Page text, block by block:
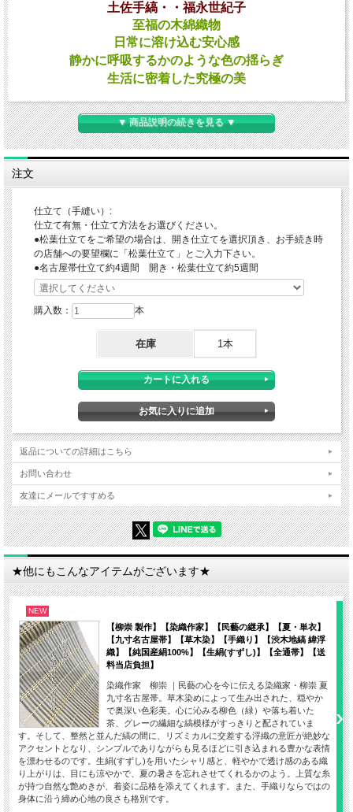
土佐手縞・・福永世紀子
至福の木綿織物
日常に溶け込む安心感
静かに呼吸するかのような色の揺らぎ
生活に密着した究極の美
高知県 土佐町の自然の中で染織作家「福永世紀子」さんが生み出す木
綿の布
「土佐手縞」と名付けられたこの綿布が奏でる”安らぎや温もり”とい
った究極の贅沢をお楽しみください
▼ 商品説明の続きを見る ▼
注文
仕立て（手縫い）:
仕立て有無・仕立て方法をお選びください。
●松葉仕立てをご希望の場合は、開き仕立てを選択頂き、お手続き時
の店舗への要望欄に「松葉仕立て」とご入力下さい。
●名古屋帯仕立て約4週間 開き・松葉仕立て約5週間
購入数： 本
在庫 1本
返品についての詳細はこちら
お問い合わせ
友達にメールですすめる
★他にもこんなアイテムがございます★
NEW
【柳崇 製作】【染織作家】【民藝の継承】【夏・単衣】
【九寸名古屋帯】【草木染】【手織り】【渋木地縞 緯浮
織】【純国産絹100%】【生絹(すずし)】【全通帯】【送
料当店負担】
染織作家 柳崇 ｜民藝の心を今に伝える染織家・柳崇 夏
九寸名古屋帯。草木染めによって生み出された、穏やか
で奥深い色彩美。心に沁みる柳色（緑）や落ち着いた
茶、グレーの繊細な縞模様がすっきりと配されていま
す。そして、整然と並んだ縞の間に、リズミカルに交差する浮織の意匠が絶妙な
アクセントとなり、シンプルでありながらも見るほどに引き込まれる豊かな表情
を漂わせるのです。生絹(すずし)を用いたシャリ感と、軽やかで透け感のある織
り上がりは、目にも涼やかで、夏の暑さを忘れさせてくれるかのよう。上質な糸
が持つ自然な艶めきが、着姿に品格を添えてくれます。また、手織りならではの
身体に沿う締め心地の良さも格別です。